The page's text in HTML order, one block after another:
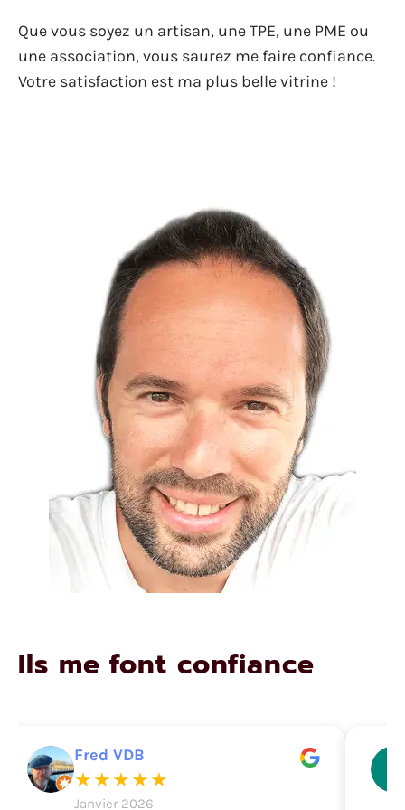
Que vous soyez un artisan, une TPE, une PME ou
une association, vous saurez me faire confiance.
Votre satisfaction est ma plus belle vitrine !
Ils me font confiance
Fred VDB
★★★★★
Janvier 2026